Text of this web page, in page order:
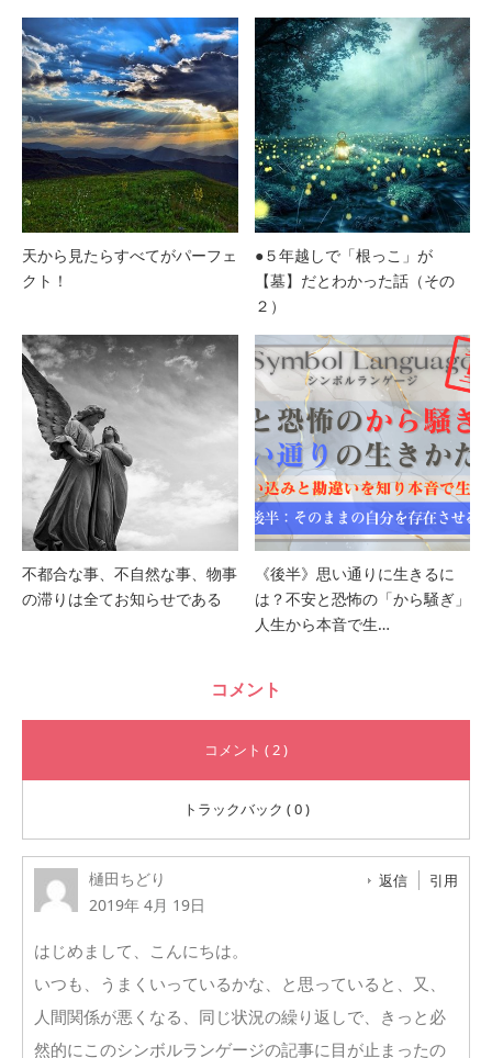
天から見たらすべてがパーフェ
クト！
●５年越しで「根っこ」が
【墓】だとわかった話（その
２）
不都合な事、不自然な事、物事
の滞りは全てお知らせである
《後半》思い通りに生きるに
は？不安と恐怖の「から騒ぎ」
人生から本音で生…
コメント
コメント ( 2 )
トラックバック ( 0 )
樋田ちどり
2019年 4月 19日
返信 引用
はじめまして、こんにちは。
いつも、うまくいっているかな、と思っていると、又、
人間関係が悪くなる、同じ状況の繰り返しで、きっと必
然的にこのシンボルランゲージの記事に目が止まったの